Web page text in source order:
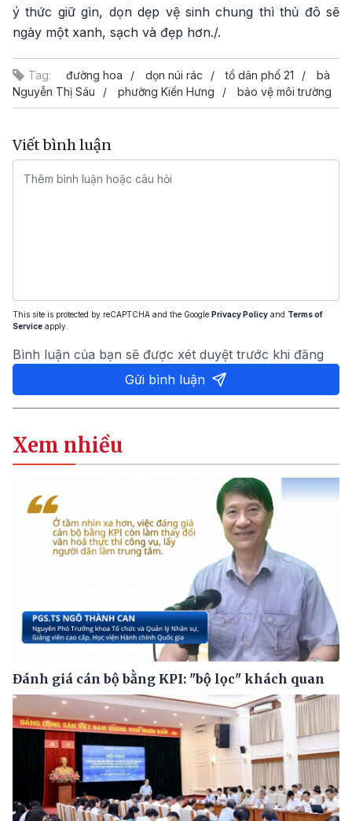
ý thức giữ gìn, dọn dẹp vệ sinh chung thì thủ đô sẽ
ngày một xanh, sạch và đẹp hơn./.
Tag: đường hoa dọn núi rác tổ dân phố 21
bà
Nguyễn Thị Sáu
phường Kiến Hưng bảo vệ môi trường
Viết bình luận
This site is protected by reCAPTCHA and the Google Privacy Policy and Terms of
Service apply.
Bình luận của bạn sẽ được xét duyệt trước khi đăng
Gửi bình luận
Xem nhiều
Đánh giá cán bộ bằng KPI: "bộ lọc" khách quan